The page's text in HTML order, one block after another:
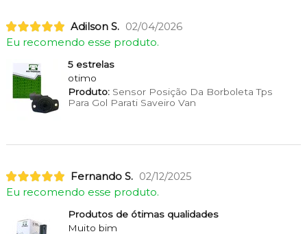
Adilson S. 02/04/2026
Eu recomendo esse produto.
5 estrelas
otimo
Produto:Sensor Posição Da Borboleta Tps
Para Gol Parati Saveiro Van
Fernando S. 02/12/2025
Eu recomendo esse produto.
Produtos de ótimas qualidades
Muito bim